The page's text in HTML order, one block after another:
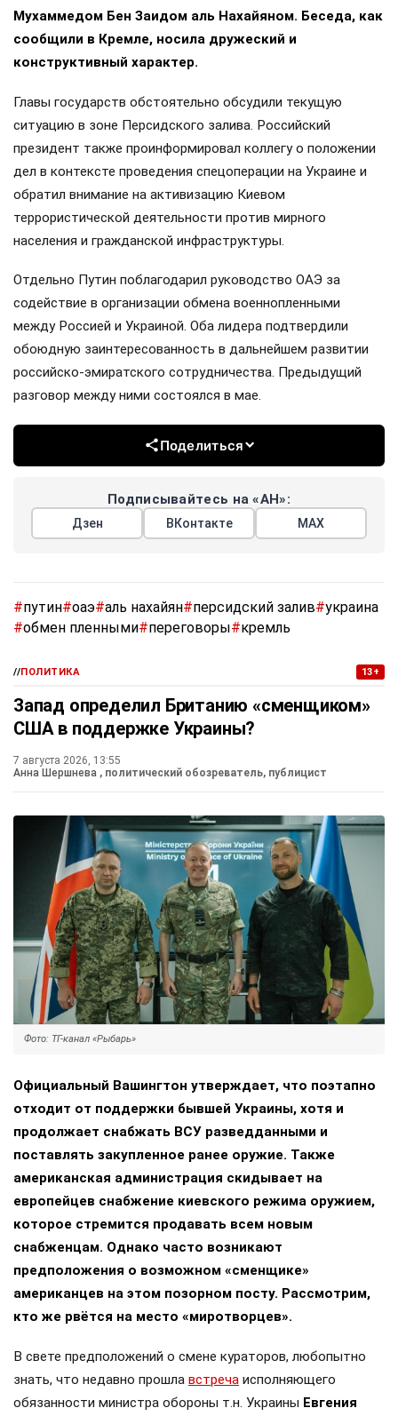
Мухаммедом Бен Заидом аль Нахайяном. Беседа, как
сообщили в Кремле, носила дружеский и
конструктивный характер.
Главы государств обстоятельно обсудили текущую
ситуацию в зоне Персидского залива. Российский
президент также проинформировал коллегу о положении
дел в контексте проведения спецоперации на Украине и
обратил внимание на активизацию Киевом
террористической деятельности против мирного
населения и гражданской инфраструктуры.
Отдельно Путин поблагодарил руководство ОАЭ за
содействие в организации обмена военнопленными
между Россией и Украиной. Оба лидера подтвердили
обоюдную заинтересованность в дальнейшем развитии
российско-эмиратского сотрудничества. Предыдущий
разговор между ними состоялся в мае.
Поделиться
Подписывайтесь на «АН»:
Дзен ВКонтакте МАХ
#путин#оаэ#аль нахайян#персидский залив#украина
#обмен пленными#переговоры#кремль
//ПОЛИТИКА 13+
Запад определил Британию «сменщиком»
США в поддержке Украины?
7 августа 2026, 13:55
Анна Шершнева , политический обозреватель, публицист
Фото: ТГ-канал «Рыбарь»
Официальный Вашингтон утверждает, что поэтапно
отходит от поддержки бывшей Украины, хотя и
продолжает снабжать ВСУ разведданными и
поставлять закупленное ранее оружие. Также
американская администрация скидывает на
европейцев снабжение киевского режима оружием,
которое стремится продавать всем новым
снабженцам. Однако часто возникают
предположения о возможном «сменщике»
американцев на этом позорном посту. Рассмотрим,
кто же рвётся на место «миротворцев».
В свете предположений о смене кураторов, любопытно
знать, что недавно прошла встреча исполняющего
обязанности министра обороны т.н. Украины Евгения